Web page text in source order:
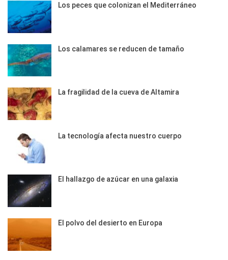
Los peces que colonizan el Mediterráneo
Los calamares se reducen de tamaño
La fragilidad de la cueva de Altamira
La tecnología afecta nuestro cuerpo
El hallazgo de azúcar en una galaxia
El polvo del desierto en Europa